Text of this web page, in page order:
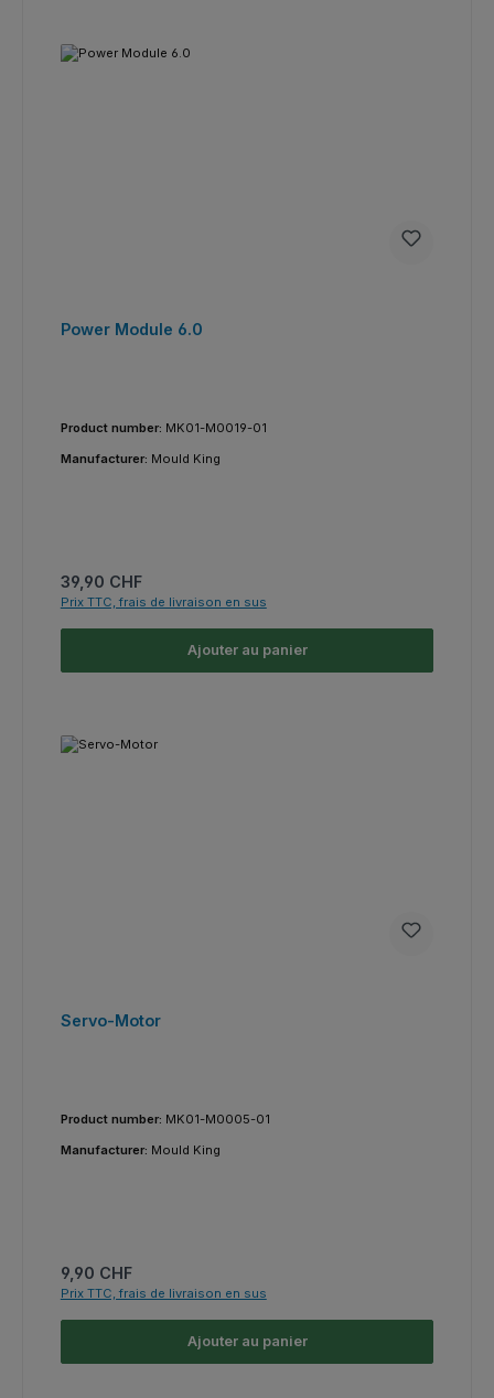
Power Module 6.0
Product number: MK01-M0019-01
Manufacturer: Mould King
Prix régulier :
39,90 CHF
Prix TTC, frais de livraison en sus
Ajouter au panier
Servo-Motor
Product number: MK01-M0005-01
Manufacturer: Mould King
Prix régulier :
9,90 CHF
Prix TTC, frais de livraison en sus
Ajouter au panier